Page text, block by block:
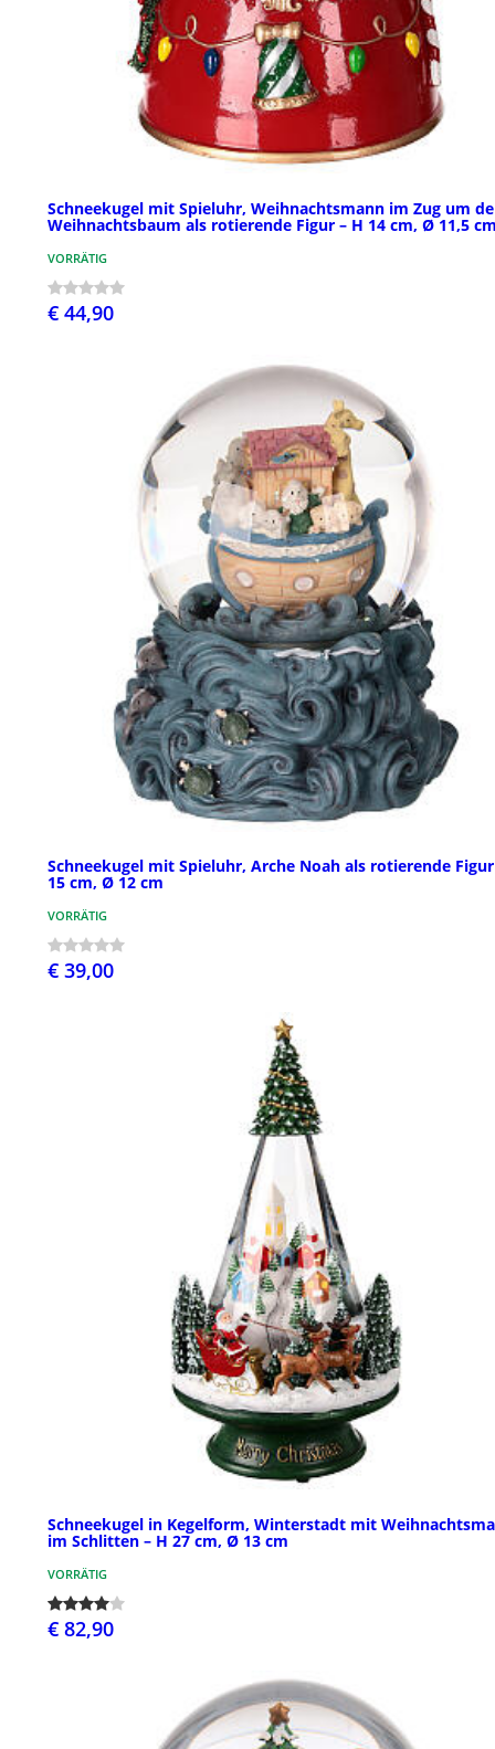
Schneekugel mit Spieluhr, Weihnachtsmann im Zug um
Weihnachtsbaum als rotierende Figur – H 14 cm, Ø 11,5
VORRÄTIG
€ 44,90
Schneekugel mit Spieluhr, Arche Noah als rotierende
15 cm, Ø 12 cm
VORRÄTIG
€ 39,00
Schneekugel in Kegelform, Winterstadt mit
im Schlitten – H 27 cm, Ø 13 cm
VORRÄTIG
€ 82,90